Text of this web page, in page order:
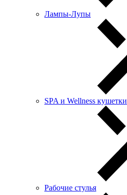
Лампы-Лупы
SPA и Wellness кушетки
Рабочие стулья